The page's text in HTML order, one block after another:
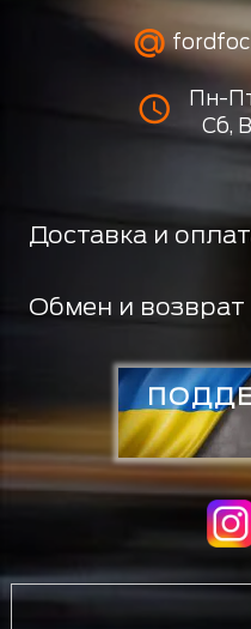
Пн-
Сб,
Доставка и
Обмен и возврат